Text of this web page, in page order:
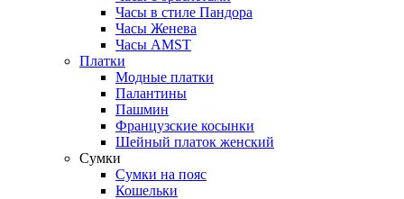
Часы в стиле Пандора
Часы Женева
Часы AMST
Платки
Модные платки
Палантины
Пашмин
Французские косынки
Шейный платок женский
Сумки
Сумки на пояс
Кошельки